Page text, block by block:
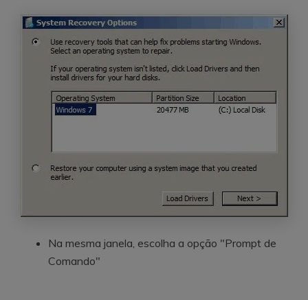
Na mesma janela, escolha a opção "Prompt de
Comando"